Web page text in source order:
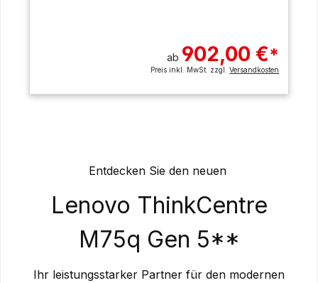
ab 902,00 €*
Preis inkl. MwSt. zzgl.Versandkosten
Entdecken Sie den neuen
Lenovo ThinkCentre
M75q Gen 5**
Ihr leistungsstarker Partner für den modernen